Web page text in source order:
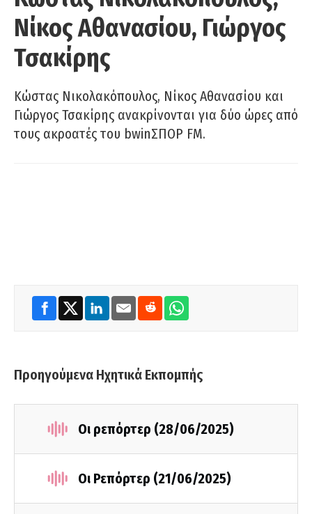
Νίκος Αθανασίου, Γιώργος
Τσακίρης
Κώστας Νικολακόπουλος, Νίκος Αθανασίου και
Γιώργος Τσακίρης ανακρίνονται για δύο ώρες από
τους ακροατές του bwinΣΠΟΡ FM.
Προηγούμενα Ηχητικά Εκπομπής
Οι ρεπόρτερ (28/06/2025)
Οι Ρεπόρτερ (21/06/2025)